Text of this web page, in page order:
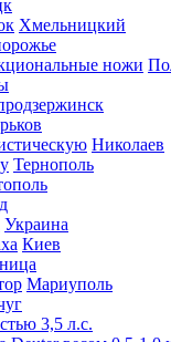
Хмельницкий
ножи
Николаев
Тернополь
Украина
Киев
Мариуполь
3,5 л.с.